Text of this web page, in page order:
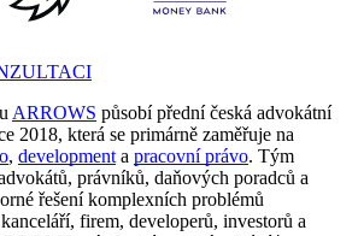
ARROWS působí přední česká advokátní
2018, která se primárně zaměřuje na
, developmenta pracovní právo. Tým
právníků, daňových poradců a
řešení komplexních problémů
firem, developerů, investorů a